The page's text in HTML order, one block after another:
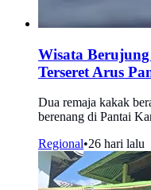
Wisata
Terseret Arus
Dua remaja kakak
berenang di Pantai
Regional•26 hari lalu